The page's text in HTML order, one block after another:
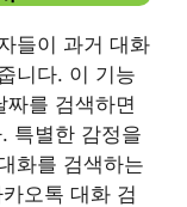
들이 과거 대화
니다. 이 기능
를 검색하면
특별한 감정을
화를 검색하는
오톡 대화 검